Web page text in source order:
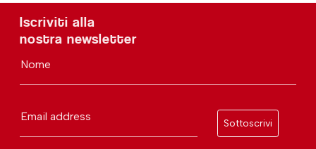
Iscriviti alla
nostra newsletter
Nome
Email address
Sottoscrivi